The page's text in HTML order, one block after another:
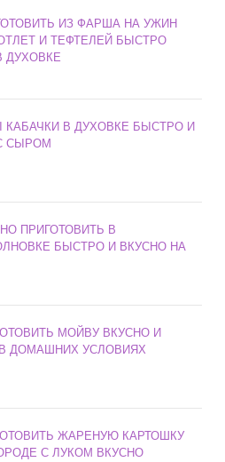
ИЗ ФАРША НА УЖИН
И ТЕФТЕЛЕЙ БЫСТРО
ДУХОВКЕ
КАБАЧКИ В ДУХОВКЕ БЫСТРО И
СЫРОМ
ПРИГОТОВИТЬ В
БЫСТРО И ВКУСНО НА
МОЙВУ ВКУСНО И
ДОМАШНИХ УСЛОВИЯХ
ЖАРЕНУЮ КАРТОШКУ
С ЛУКОМ ВКУСНО